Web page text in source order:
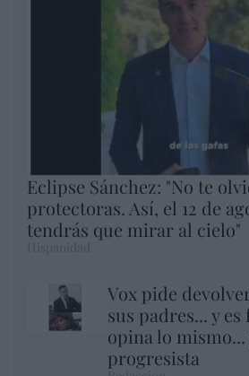
Eclipse Sánchez: "No te
protectoras. Así, el 12 de
tendrás que mirar al cielo"
Vox pide
sus padres... y
opina lo mismo...
progresista